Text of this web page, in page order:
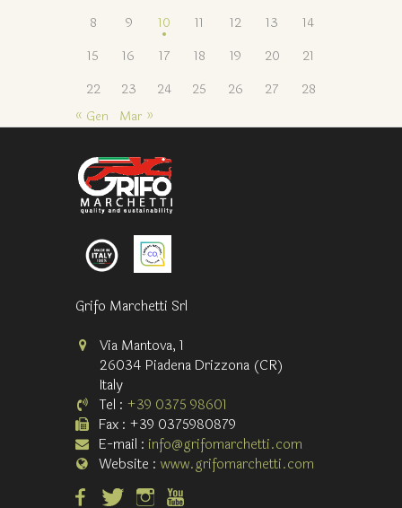
8
9 10 11 12 13
14
15
16 17 18 19 20
21
22
23 24 25 26 27
28
« Gen
Mar »
Grifo Marchetti Srl
Via Mantova, 1
26034 Piadena Drizzona (CR)
Italy
Tel : +39 0375 98601
Fax : +39 0375980879
E-mail : info@grifomarchetti.com
Website : www.grifomarchetti.com